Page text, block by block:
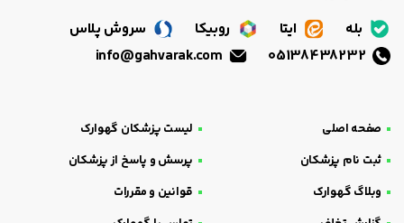
بله ایتا روبیکا
سروش پلاس
صفحه اصلی
لیست پزشکان گهوارک
ثبت نام پزشکان
پرسش و پاسخ از پزشکان
وبلاگ گهوارک
قوانین و مقررات